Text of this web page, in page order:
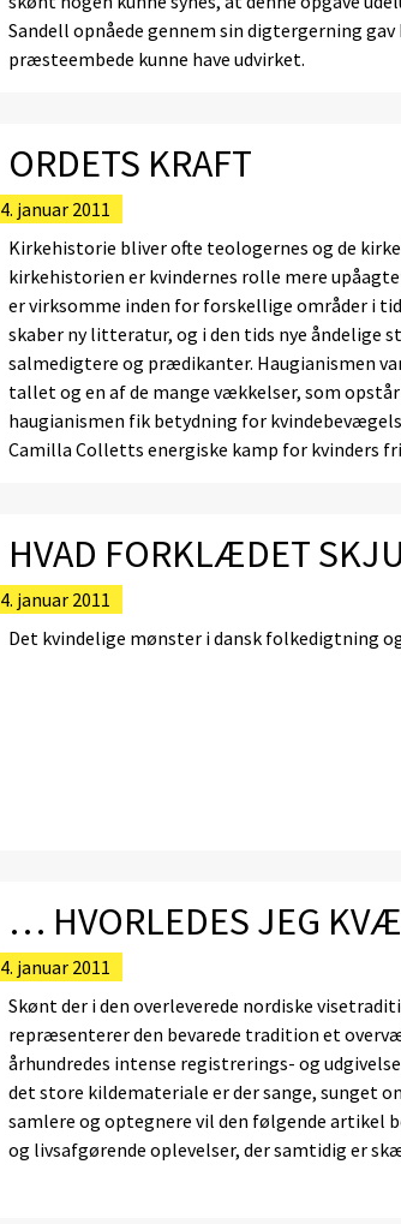
Sandell opnåede gennem sin digtergerning
præsteembede kunne have udvirket.
ORDETS KRAFT
4. januar 2011
Kirkehistorie bliver ofte teologernes og de
kirkehistorien er kvindernes rolle mere
er virksomme inden for forskellige områder i
skaber ny litteratur, og i den tids nye åndelige
salmedigtere og prædikanter. Haugianismen
tallet og en af de mange vækkelser, som
haugianismen fik betydning for
Camilla Colletts energiske kamp for kvinders
HVAD FORKLÆDET
4. januar 2011
Det kvindelige mønster i dansk folkedigtning
… HVORLEDES JEG
4. januar 2011
Skønt der i den overleverede nordiske
repræsenterer den bevarede tradition et
århundredes intense registrerings- og
det store kildemateriale er der sange, sunget
samlere og optegnere vil den følgende artikel
og livsafgørende oplevelser, der samtidig er